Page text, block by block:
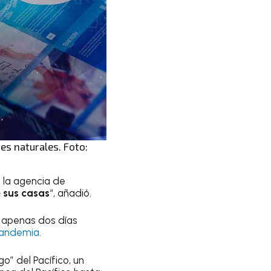
naturales. Foto:
agencia de
casas“, añadió.
dos días
.
del Pacífico, un